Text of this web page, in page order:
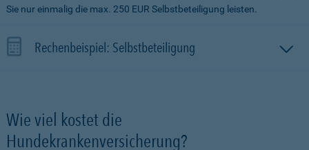
Sie nur einmalig die max. 250 EUR Selbstbeteiligung leisten.
Rechenbeispiel: Selbstbeteiligung
Wie viel kostet die
Hundekrankenversicherung?